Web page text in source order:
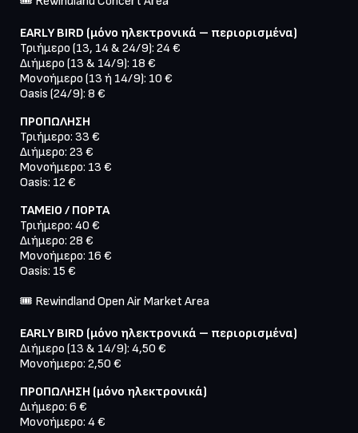
EARLY BIRD (μόνο ηλεκτρονικά – περιορισμένα)
Τριήμερο (13, 14 & 24/9): 24 €
Διήμερο (13 & 14/9): 18 €
Μονοήμερο (13 ή 14/9): 10 €
ΠΡΟΠΩΛΗΣΗ
Τριήμερο: 33 €
Διήμερο: 23 €
Μονοήμερο: 13 €
ΤΑΜΕΙΟ / ΠΟΡΤΑ
Τριήμερο: 40 €
Διήμερο: 28 €
Μονοήμερο: 16 €
EARLY BIRD (μόνο ηλεκτρονικά – περιορισμένα)
Διήμερο (13 & 14/9): 4,50 €
ΠΡΟΠΩΛΗΣΗ (μόνο ηλεκτρονικά)
Διήμερο: 6 €